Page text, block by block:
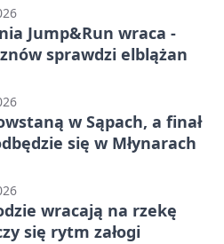
Jump&Run wraca -
sprawdzi elblążan
w Sąpach, a finał
się w Młynarach
wracają na rzekę
się rytm załogi